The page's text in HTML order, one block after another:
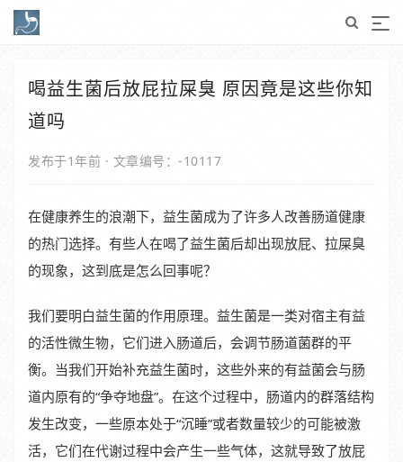
喝益生菌后放屁拉屎臭 原因竟是这些你知
道吗
发布于1年前 · 文章编号：-10117
在健康养生的浪潮下，益生菌成为了许多人改善肠道健康
的热门选择。有些人在喝了益生菌后却出现放屁、拉屎臭
的现象，这到底是怎么回事呢？
我们要明白益生菌的作用原理。益生菌是一类对宿主有益
的活性微生物，它们进入肠道后，会调节肠道菌群的平
衡。当我们开始补充益生菌时，这些外来的有益菌会与肠
道内原有的“争夺地盘”。在这个过程中，肠道内的群落结构
发生改变，一些原本处于“沉睡”或者数量较少的可能被激
活，它们在代谢过程中会产生一些气体，这就导致了放屁